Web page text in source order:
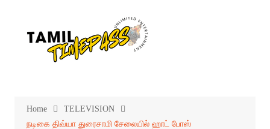
Home
TELEVISION
நடிகை திவ்யா துரைசாமி சேலையில் ஹாட் போஸ்